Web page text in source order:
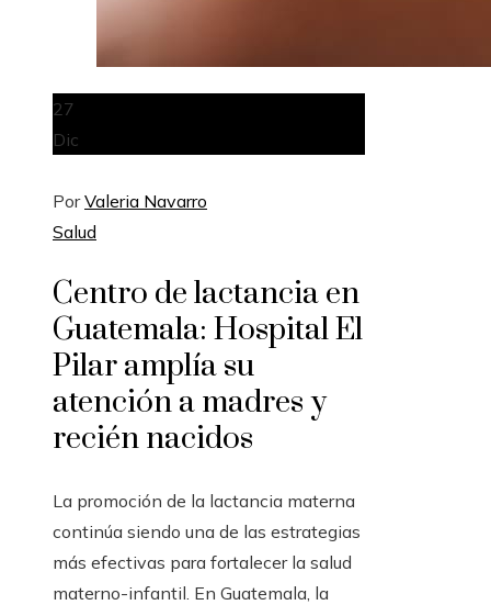
27
Dic
PorValeria Navarro
Salud
Centro de lactancia en
Guatemala: Hospital El
Pilar amplía su
atención a madres y
recién nacidos
La promoción de la lactancia materna
continúa siendo una de las estrategias
más efectivas para fortalecer la salud
materno-infantil. En Guatemala, la